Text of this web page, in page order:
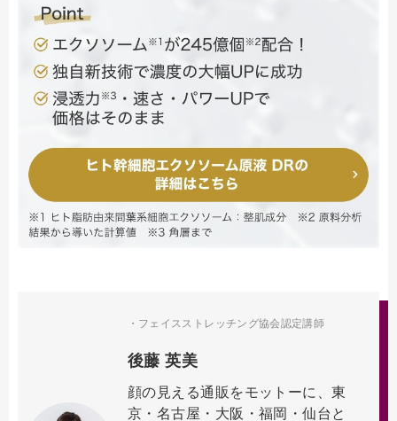
・フェイスストレッチング協会認定講師
後藤 英美
顔の見える通販をモットーに、東
京・名古屋・大阪・福岡・仙台と